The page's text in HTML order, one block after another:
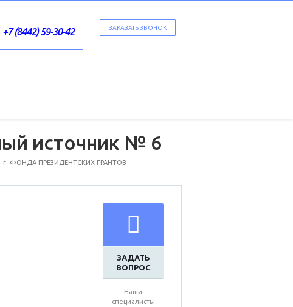
ЗАКАЗАТЬ ЗВОНОК
+7 (8442) 59-30-42
источник № 6
г. ФОНДА ПРЕЗИДЕНТСКИХ ГРАНТОВ
ЗАДАТЬ
ВОПРОС
Наши
специалисты